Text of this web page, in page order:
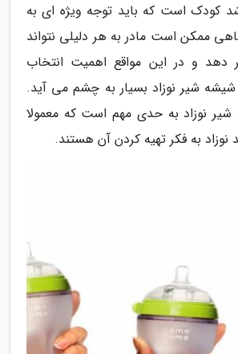
کودک است که باید توجه ویژه ای به
ممکن است مادر به هر دلیلی نتواند
دهد و در این مواقع اهمیت انتخاب
شیر نوزاد بسیار به چشم می آید.
شیر نوزاد به حدی مهم است که معمولا
نوزاد به فکر تهیه کردن آن هستند.